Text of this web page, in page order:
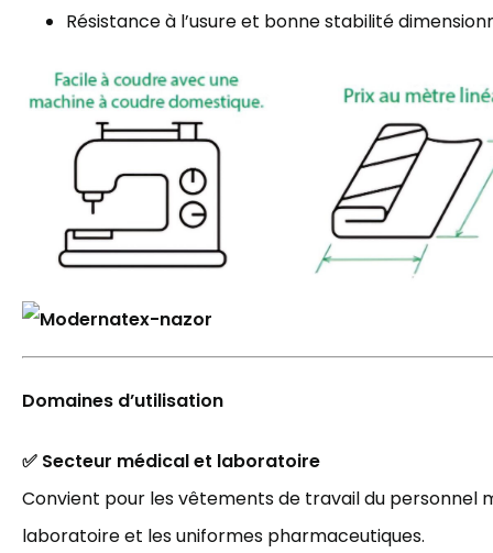
Résistance à l’usure et bonne stabilité
Domaines d’utilisation
✅ Secteur médical et laboratoire
Convient pour les vêtements de travail du personnel
laboratoire et les uniformes pharmaceutiques.